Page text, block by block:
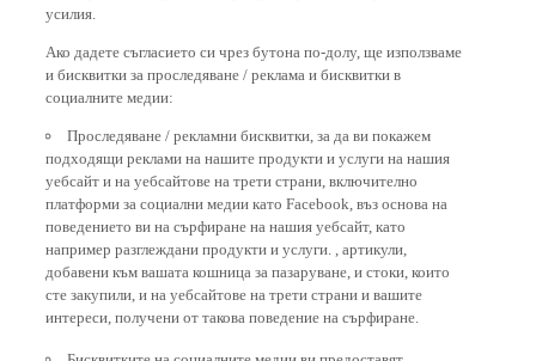
и бисквитки за проследяване / реклама и бисквитки в
социалните медии:
подходящи реклами на нашите продукти и услуги на нашия
уебсайт и на уебсайтове на трети страни, включително
платформи за социални медии като Facebook, въз основа на
поведението ви на сърфиране на нашия уебсайт, като
например разглеждани продукти и услуги. , артикули,
добавени към вашата кошница за пазаруване, и стоки, които
сте закупили, и на уебсайтове на трети страни и вашите
интереси, получени от такова поведение на сърфиране.